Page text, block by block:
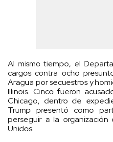
Al mismo tiempo, el
cargos contra ocho
Aragua por secuestros y
Illinois. Cinco fueron
Chicago, dentro de
Trump presentó como
perseguir a la
Unidos.